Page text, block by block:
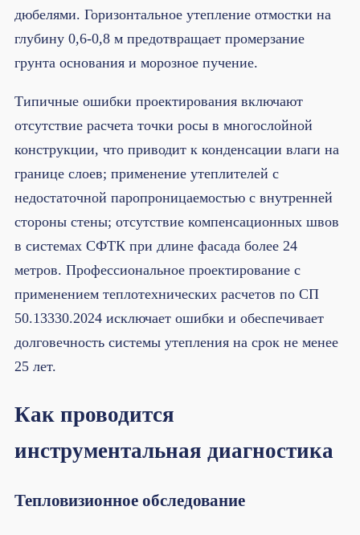
дюбелями. Горизонтальное утепление отмостки на
глубину 0,6-0,8 м предотвращает промерзание
грунта основания и морозное пучение.
Типичные ошибки проектирования включают
отсутствие расчета точки росы в многослойной
конструкции, что приводит к конденсации влаги на
границе слоев; применение утеплителей с
недостаточной паропроницаемостью с внутренней
стороны стены; отсутствие компенсационных швов
в системах СФТК при длине фасада более 24
метров. Профессиональное проектирование с
применением теплотехнических расчетов по СП
50.13330.2024 исключает ошибки и обеспечивает
долговечность системы утепления на срок не менее
25 лет.
Как проводится
инструментальная диагностика
Тепловизионное обследование